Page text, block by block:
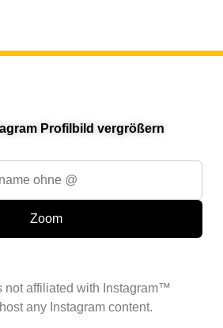
Profilbild vergrößern
not affiliated with Instagram™
any Instagram content.